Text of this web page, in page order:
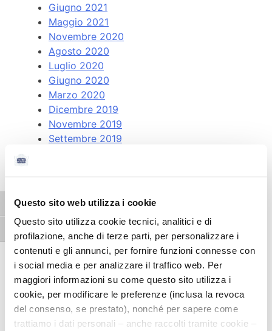
Questo sito web utilizza i cookie
Questo sito utilizza cookie tecnici, analitici e di
profilazione, anche di terze parti, per personalizzare i
contenuti e gli annunci, per fornire funzioni connesse con
i social media e per analizzare il traffico web. Per
maggiori informazioni su come questo sito utilizza i
cookie, per modificare le preferenze (inclusa la revoca
del consenso, se prestato), nonché per sapere come
trattiamo i dati personali – anche raccolti tramite cookie –
Attiva/disattiva alto contrasto
Attiva/disattiva dimensione testo
Giugno 2021
Maggio 2021
Novembre 2020
Agosto 2020
Luglio 2020
Giugno 2020
Marzo 2020
Dicembre 2019
Novembre 2019
Settembre 2019
Categorie
Esperti della pelle
Partner della pelle
Consigli a pelle